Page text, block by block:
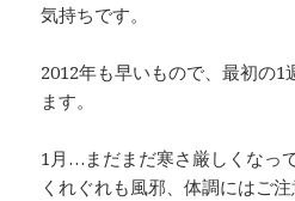
気持ちです。
2012年も早いもので、最初の1
ます。
1月…まだまだ寒さ厳しくなっ
くれぐれも風邪、体調にはご注